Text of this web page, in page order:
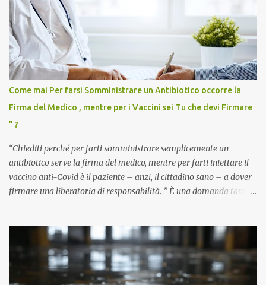
Come mai Per farsi Somministrare un Antibiotico occorre la
Firma del Medico , mentre per i Vaccini sei Tu che devi Firmare
” ?
“Chiediti perché per farti somministrare semplicemente un
antibiotico serve la firma del medico, mentre per farti iniettare il
vaccino anti-Covid è il paziente – anzi, il cittadino sano – a dover
firmare una liberatoria di responsabilità. ” È una domanda tanto
pandemia. Un interrogativo che dovrebbe scuotere chiunque abbia
ancora il coraggio di pensare con la propria testa. Per il vaccino
anti-Covid, un pro-farmaco, con autorizzazione condizionata,
sviluppato in tempi record, con tecnologie mai utilizzate prima su